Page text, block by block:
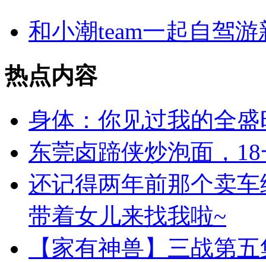
和小潮team一起自驾
热点内容
身体：你见过我的全
东莞卤蹄侠炒泡面，
还记得两年前那个卖
带着女儿来找我啦~
【家有神兽】三战第